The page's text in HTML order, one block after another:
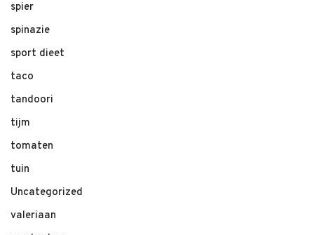
spier
spinazie
sport dieet
taco
tandoori
tijm
tomaten
tuin
Uncategorized
valeriaan